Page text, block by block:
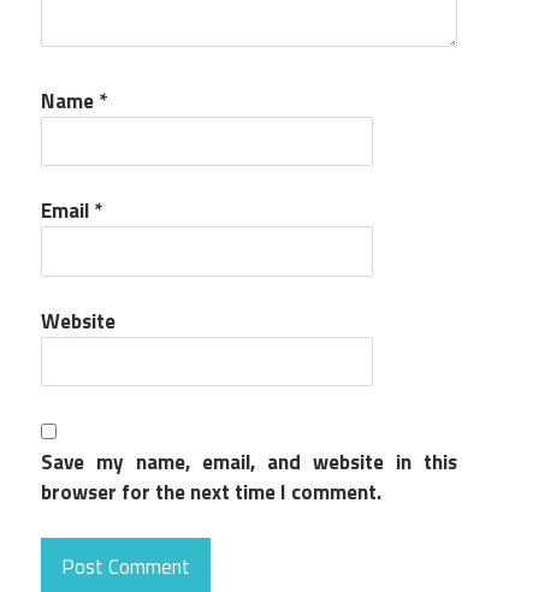
Name*
Email*
Website
Save my name, email, and website in this
browser for the next time I comment.